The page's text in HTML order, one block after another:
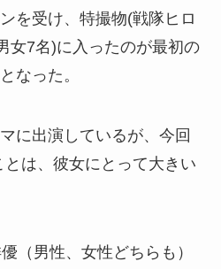
を受け、特撮物(戦隊ヒロ
女7名)に入ったのが最初の
なった。
に出演しているが、今回
は、彼女にとって大きい
（男性、女性どちらも）